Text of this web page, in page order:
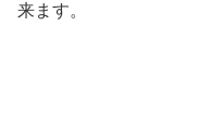
来ます。